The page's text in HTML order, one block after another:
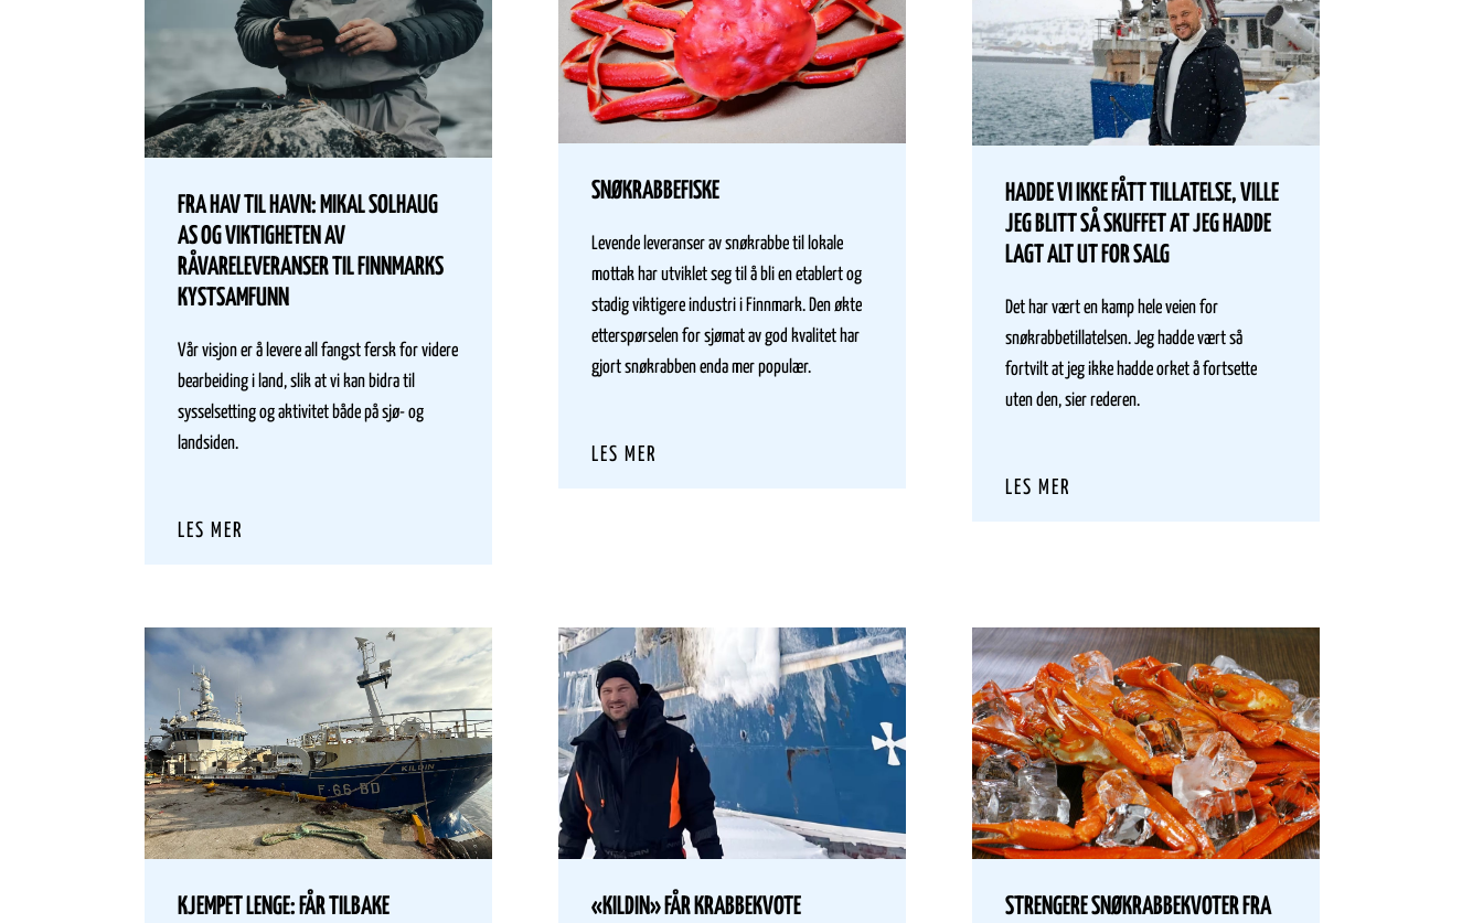
FRA HAV TIL HAVN: MIKAL SOLHAUG
AS OG VIKTIGHETEN AV
RÅVARELEVERANSER TIL FINNMARKS
KYSTSAMFUNN
Vår visjon er å levere all fangst fersk for videre
bearbeiding i land, slik at vi kan bidra til
sysselsetting og aktivitet både på sjø- og
landsiden.
LES MER
SNØKRABBEFISKE
Levende leveranser av snøkrabbe til lokale
mottak har utviklet seg til å bli en etablert og
stadig viktigere industri i Finnmark. Den økte
etterspørselen for sjømat av god kvalitet har
gjort snøkrabben enda mer populær.
LES MER
HADDE VI IKKE FÅTT TILLATELSE, VILLE
JEG BLITT SÅ SKUFFET AT JEG HADDE
LAGT ALT UT FOR SALG
Det har vært en kamp hele veien for
snøkrabbetillatelsen. Jeg hadde vært så
fortvilt at jeg ikke hadde orket å fortsette
uten den, sier rederen.
LES MER
KJEMPET LENGE: FÅR TILBAKE
«KILDIN» FÅR KRABBEKVOTE
STRENGERE SNØKRABBEKVOTER FRA